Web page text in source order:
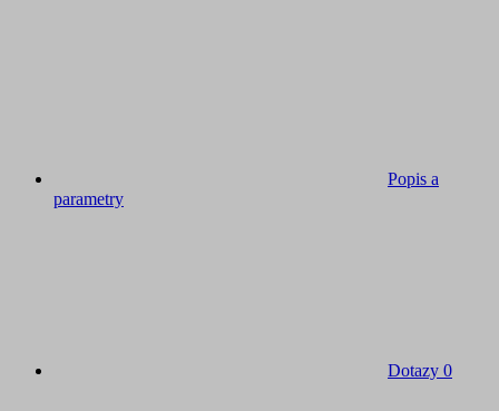
Popis a
parametry
Dotazy 0